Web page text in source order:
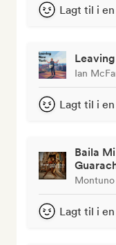
Lagt til i
Ian
Lagt til i
Baila
Lagt til i